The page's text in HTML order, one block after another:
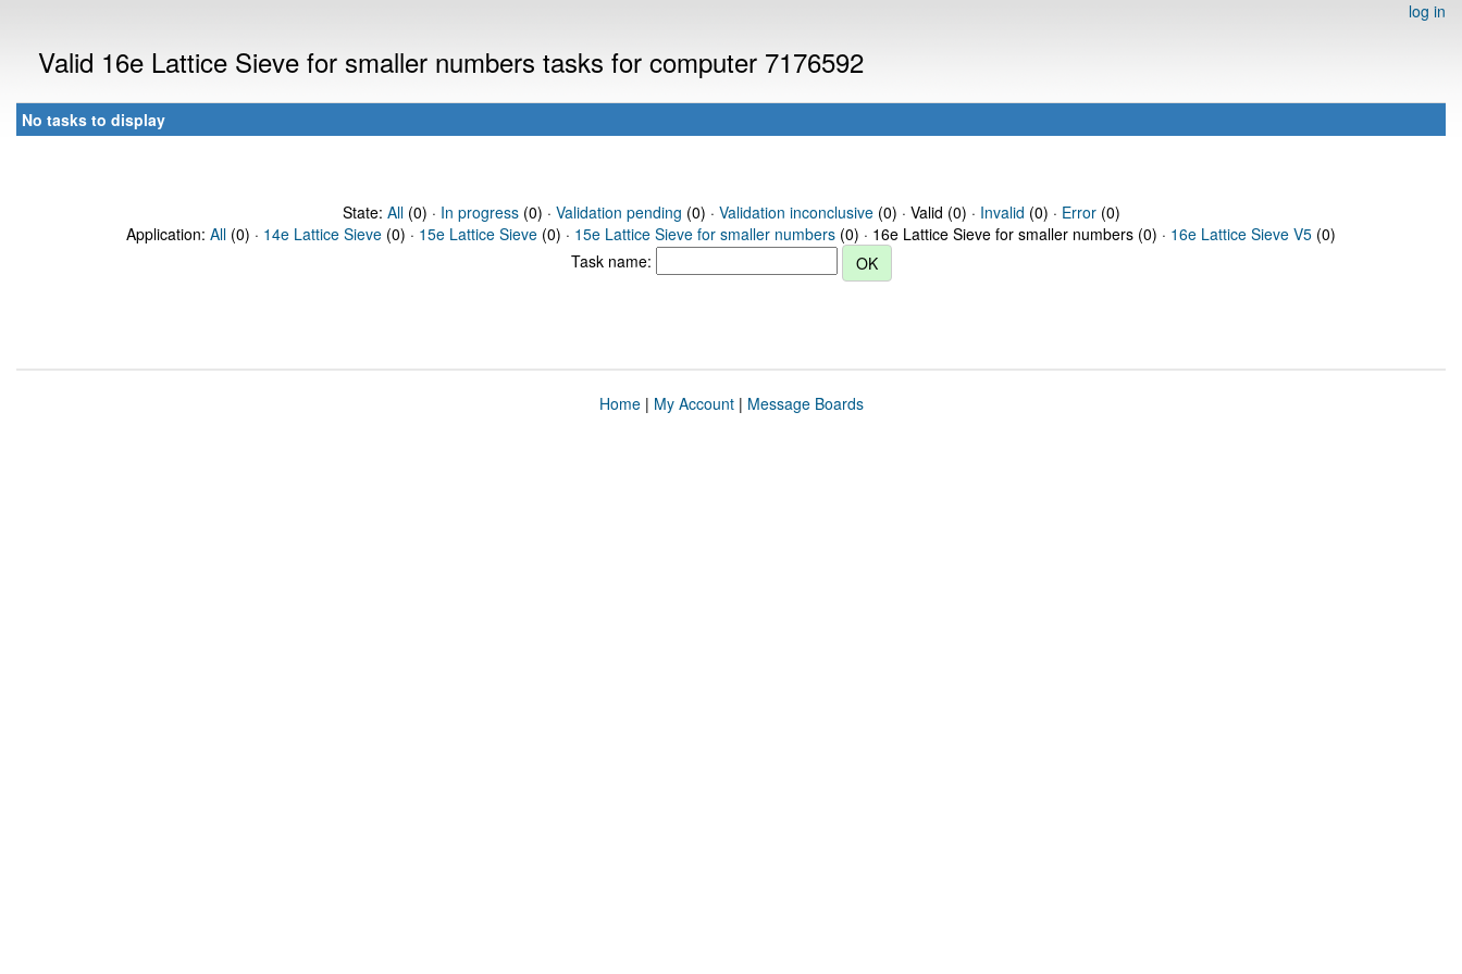
log in
Valid 16e Lattice Sieve for smaller numbers tasks for computer 7176592
No tasks to display
State: All(0) · In progress(0) · Validation pending (0) · Validation inconclusive(0) · Valid (0) · Invalid (0) · Error(0)
Application: All (0) · 14e Lattice Sieve (0) · 15e Lattice Sieve (0) · 15e Lattice Sieve for smaller numbers (0) · 16e Lattice Sieve for smaller numbers (0) · 16e Lattice Sieve V5 (0)
Task name:
Home| My Account| Message Boards